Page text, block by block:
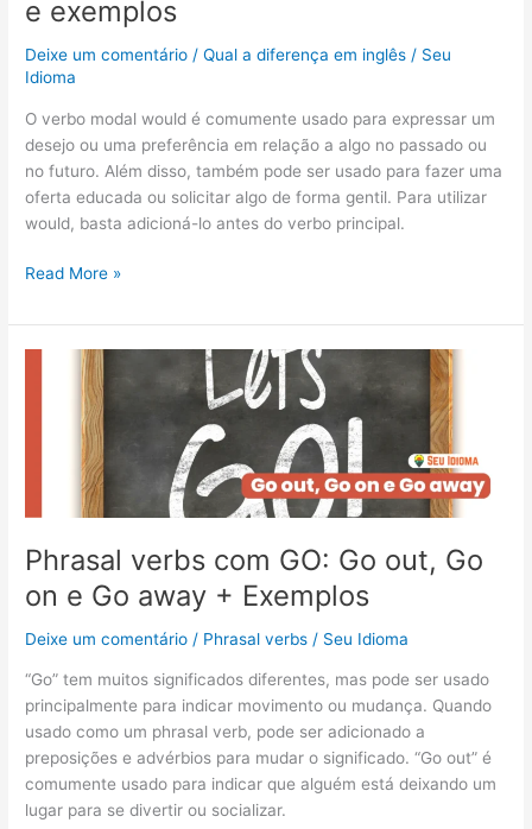
e exemplos
Deixe um comentário /Qual a diferença em inglês / Seu
Idioma
O verbo modal would é comumente usado para expressar um
desejo ou uma preferência em relação a algo no passado ou
no futuro. Além disso, também pode ser usado para fazer uma
oferta educada ou solicitar algo de forma gentil. Para utilizar
would, basta adicioná-lo antes do verbo principal.
Read More »
Phrasal verbs com GO: Go out, Go
on e Go away + Exemplos
Deixe um comentário / Phrasal verbs / Seu Idioma
“Go” tem muitos significados diferentes, mas pode ser usado
principalmente para indicar movimento ou mudança. Quando
usado como um phrasal verb, pode ser adicionado a
preposições e advérbios para mudar o significado. “Go out” é
comumente usado para indicar que alguém está deixando um
lugar para se divertir ou socializar.
Go
on
e
Go
+
Exemplos